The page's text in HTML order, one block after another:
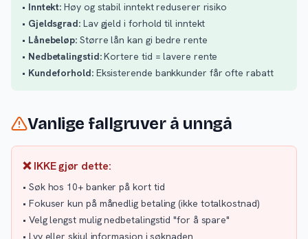
• Inntekt: Høy og stabil inntekt reduserer risiko
• Gjeldsgrad:Lav gjeld i forhold til inntekt
• Lånebeløp: Større lån kan gi bedre rente
• Nedbetalingstid:Kortere tid = lavere rente
• Kundeforhold:Eksisterende bankkunder får ofte rabatt
Vanlige fallgruver å unngå
❌ IKKE gjør dette:
• Søk hos 10+ banker på kort tid
• Fokuser kun på månedlig betaling (ikke totalkostnad)
• Velg lengst mulig nedbetalingstid "for å spare"
• Lyv eller skjul informasjon i søknaden